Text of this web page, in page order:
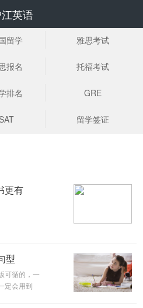
英语
留学 雅思考试
报名 托福考试
排名 GRE
SAT 留学签证
更有
型
可循的，一
定会用到